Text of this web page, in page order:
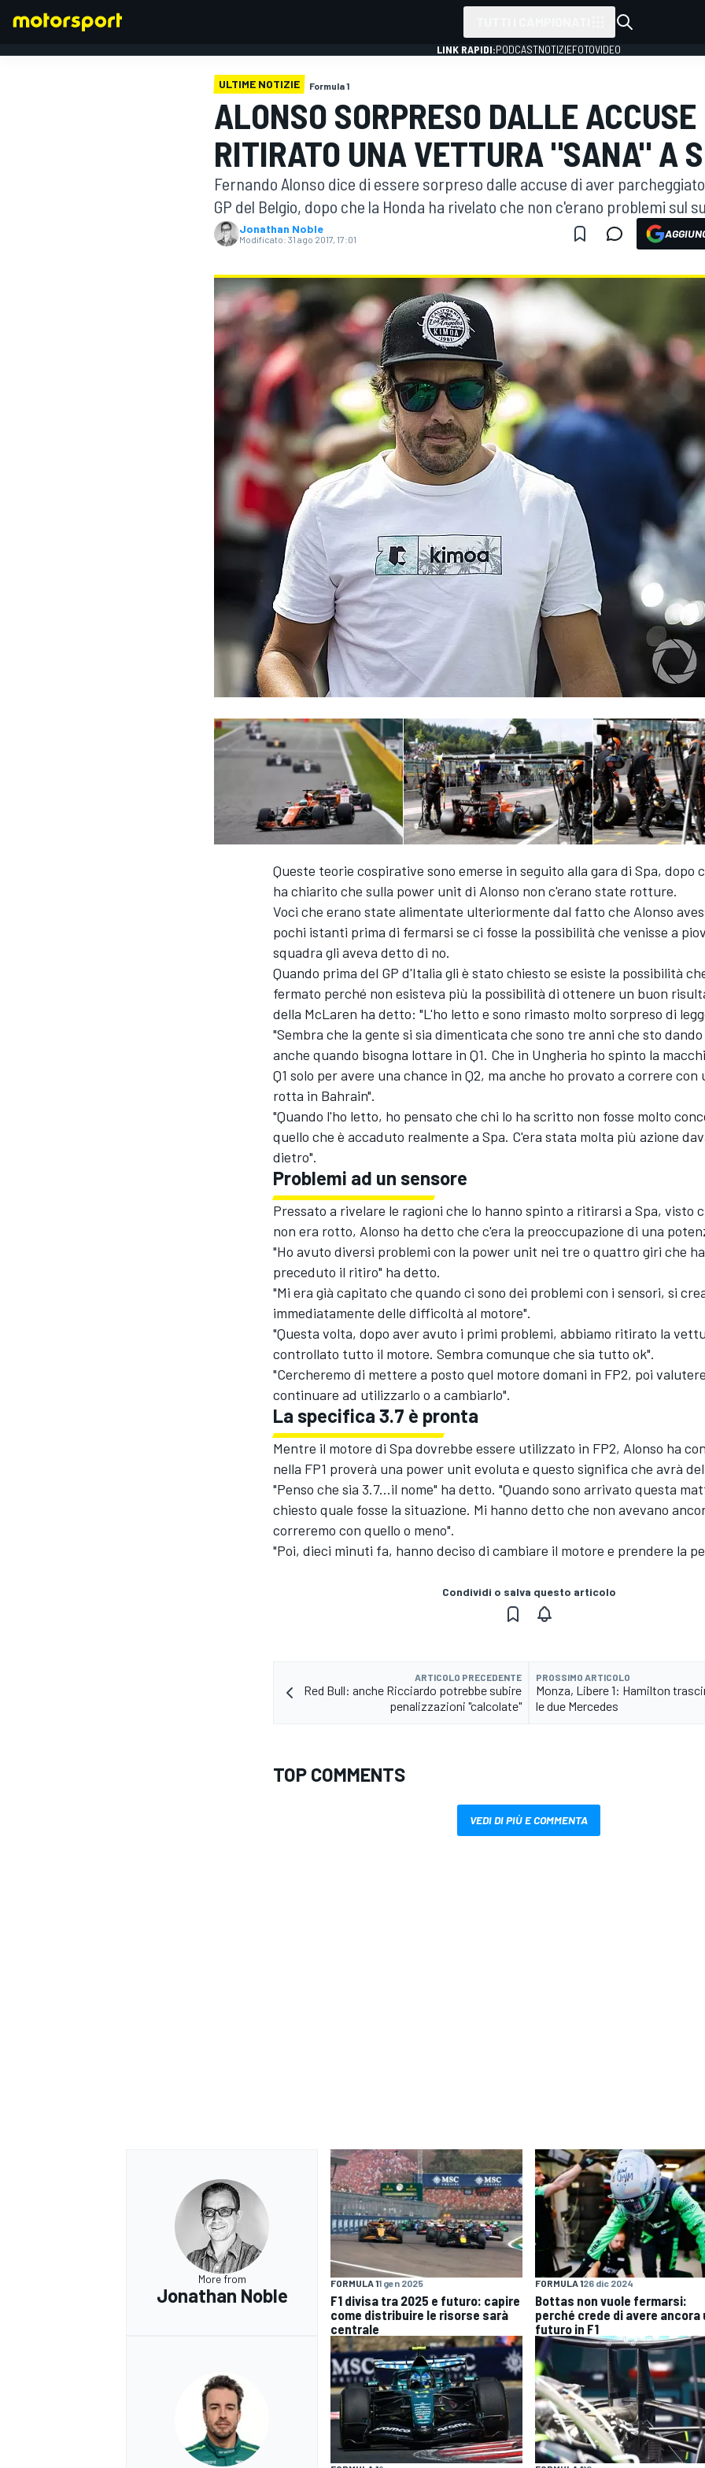
LINK RAPIDI:PODCASTNOTIZIEFOTOVIDEO
ULTIME NOTIZIE Formula 1
ALONSO SORPRESO DALLE
RITIRATO UNA VETTURA "SANA" A
Fernando Alonso dice di essere sorpreso dalle accuse di aver
GP del Belgio, dopo che la Honda ha rivelato che non c'erano problemi sul
Jonathan Noble
Modificato: 31 ago 2017, 17:01
Queste teorie cospirative sono emerse in seguito alla gara di Spa, dopo
ha chiarito che sulla power unit di Alonso non c'erano state rotture.
Voci che erano state alimentate ulteriormente dal fatto che Alonso
pochi istanti prima di fermarsi se ci fosse la possibilità che venisse a
squadra gli aveva detto di no.
Quando prima del GP d'Italia gli è stato chiesto se esiste la possibilità
fermato perché non esisteva più la possibilità di ottenere un buon
della McLaren ha detto: "L'ho letto e sono rimasto molto sorpreso di
"Sembra che la gente si sia dimenticata che sono tre anni che sto
anche quando bisogna lottare in Q1. Che in Ungheria ho spinto la
Q1 solo per avere una chance in Q2, ma anche ho provato a correre con
rotta in Bahrain".
"Quando l'ho letto, ho pensato che chi lo ha scritto non fosse molto
quello che è accaduto realmente a Spa. C'era stata molta più azione
dietro".
Problemi ad un sensore
Pressato a rivelare le ragioni che lo hanno spinto a ritirarsi a Spa, visto
non era rotto, Alonso ha detto che c'era la preoccupazione di una
"Ho avuto diversi problemi con la power unit nei tre o quattro giri che
preceduto il ritiro" ha detto.
"Mi era già capitato che quando ci sono dei problemi con i sensori, si
immediatamente delle difficoltà al motore".
"Questa volta, dopo aver avuto i primi problemi, abbiamo ritirato la
controllato tutto il motore. Sembra comunque che sia tutto ok".
"Cercheremo di mettere a posto quel motore domani in FP2, poi
continuare ad utilizzarlo o a cambiarlo".
La specifica 3.7 è pronta
Mentre il motore di Spa dovrebbe essere utilizzato in FP2, Alonso ha
nella FP1 proverà una power unit evoluta e questo significa che avrà
"Penso che sia 3.7...il nome" ha detto. "Quando sono arrivato questa
chiesto quale fosse la situazione. Mi hanno detto che non avevano
correremo con quello o meno".
"Poi, dieci minuti fa, hanno deciso di cambiare il motore e prendere la
Condividi o salva questo articolo
ARTICOLO PRECEDENTE
Red Bull: anche Ricciardo potrebbe subire
penalizzazioni "calcolate"
PROSSIMO ARTICOLO
Monza, Libere 1: Hamilton
le due Mercedes
TOP COMMENTS
VEDI DI PIÙ E COMMENTA
More from
Jonathan Noble
FORMULA 11 gen 2025
F1 divisa tra 2025 e futuro: capire
come distribuire le risorse sarà
centrale
FORMULA 126 dic 2024
Bottas non vuole fermarsi:
perché crede di avere ancora
futuro in F1